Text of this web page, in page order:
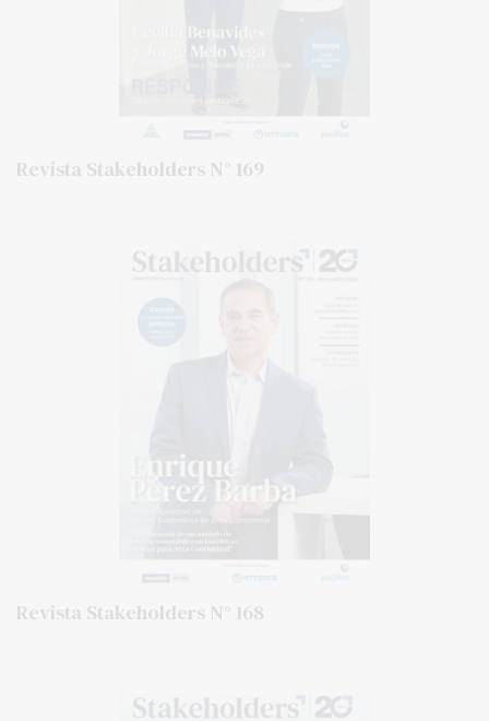
Revista Stakeholders N° 169
Revista Stakeholders N° 168